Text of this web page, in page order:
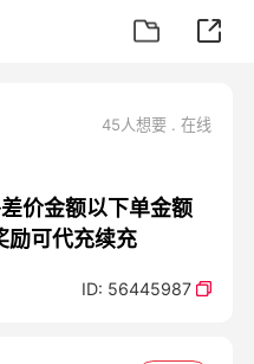
45人想要 . 在线
价金额以下单金额
励可代充续充
ID: 56445987